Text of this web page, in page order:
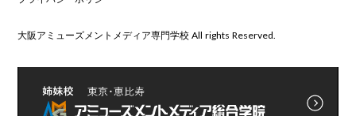
大阪アミューズメントメディア専門学校 All rights Reserved.